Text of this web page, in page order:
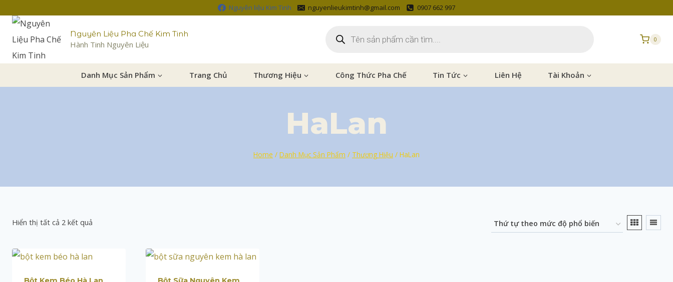
Nguyên liệu Kim Tinh nguyenlieukimtinh@gmail.com 0907 662 997
Nguyên Liệu Pha Chế Kim Tinh
Hành Tinh Nguyên Liệu
0
Danh Mục Sản Phẩm Trang Chủ Thương Hiệu Công Thức Pha Chế Tin Tức Liên Hệ Tài Khoản
HaLan
Home / Danh Mục Sản Phẩm / Thương Hiệu / HaLan
Hiển thị tất cả 2 kết quả